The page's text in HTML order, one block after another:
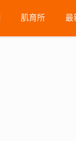
肌育所 最